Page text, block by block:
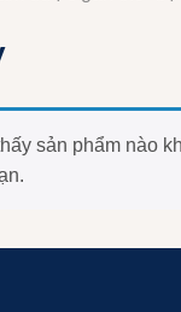
sản phẩm nào